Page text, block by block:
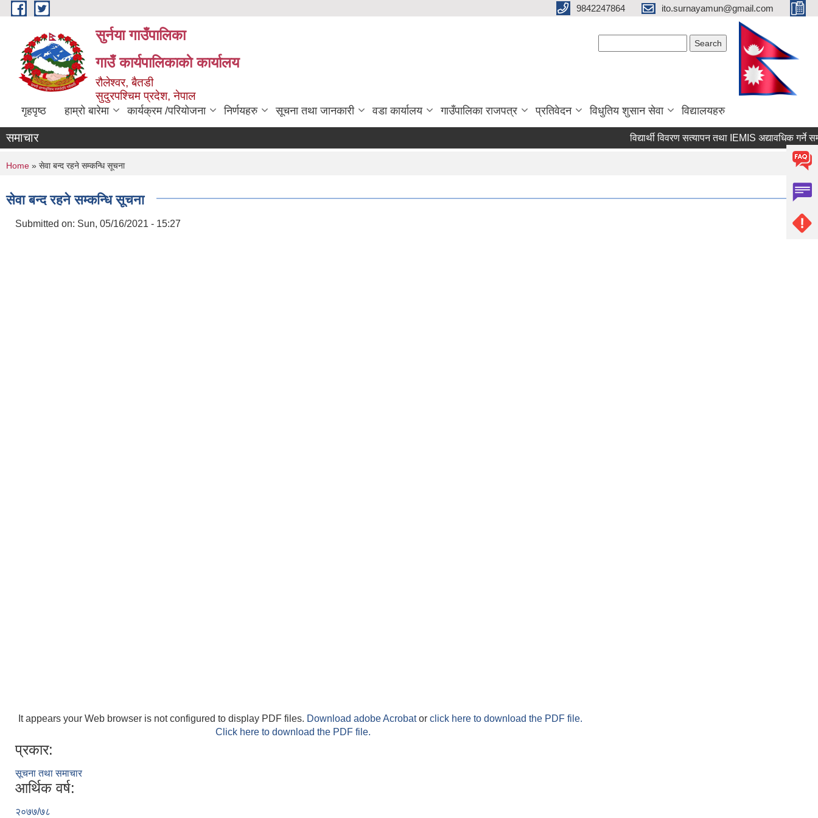
Skip to main content 9842247864 ito.surnayamun@gmail.com
सुर्नया गाउँपालिका
गाउँ कार्यपालिकाकाे कार्यालय
रौलेश्वर, बैतडी
सुदुरपश्चिम प्रदेश, नेपाल
गृहपृष्ठ हाम्रो बारेमा कार्यक्रम /परियोजना निर्णयहरु सूचना तथा जानकारी वडा कार्यालय गाउँपालिका राजपत्र प्रतिवेदन विधुतिय शुसान सेवा विद्यालयहरु
समाचार विद्यार्थी विवरण सत्यापन तथा IEMIS अद्यावधिक गर्ने
1
You are here
Home » सेवा बन्द रहने सम्कन्धि सूचना
सेवा बन्द रहने सम्कन्धि सूचना
Submitted on: Sun, 05/16/2021 - 15:27
It appears your Web browser is not configured to display PDF files. Download adobe Acrobator click here to download the PDF file.
Click here to download the PDF file.
प्रकार:
सूचना तथा समाचार
आर्थिक वर्ष:
२०७७/७८